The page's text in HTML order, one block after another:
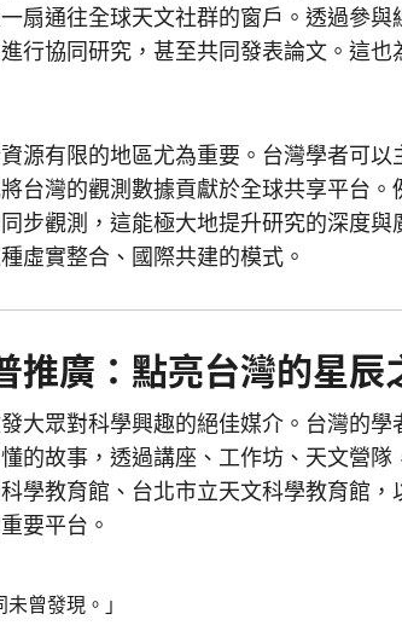
扇通往全球天文社群的窗戶。透過參
行協同研究，甚至共同發表論文。這
源有限的地區尤為重要。台灣學者可
台灣的觀測數據貢獻於全球共享平台
步觀測，這能極大地提升研究的深度
虛實整合、國際共建的模式。
推廣：點亮台灣的星辰
大眾對科學興趣的絕佳媒介。台灣的學
的故事，透過講座、工作坊、天文營
學教育館、台北市立天文科學教育館
要平台。
曾發現。」